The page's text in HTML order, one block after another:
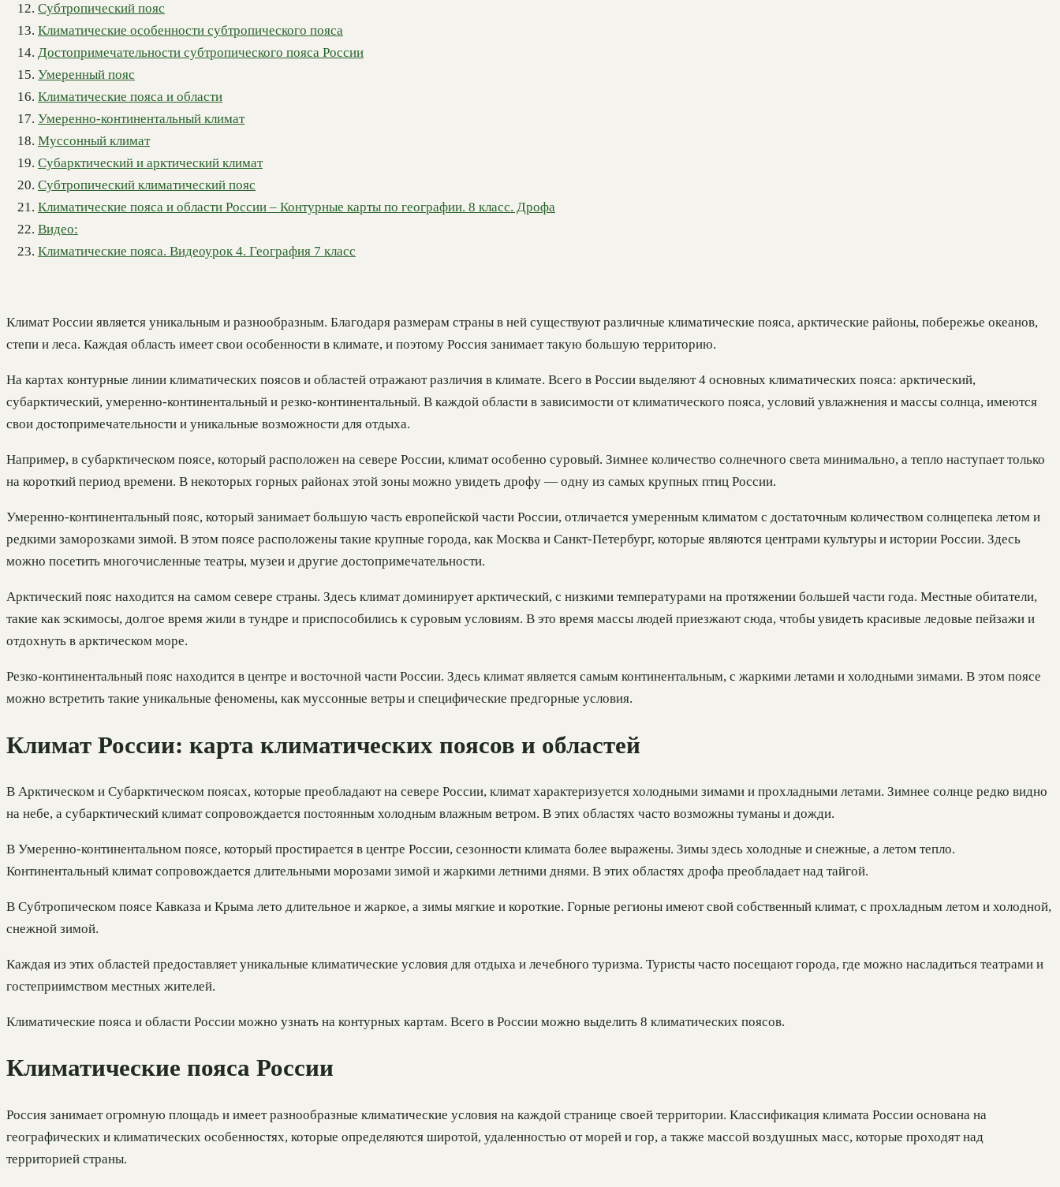
Субтропический пояс
Климатические особенности субтропического пояса
Достопримечательности субтропического пояса России
Умеренный пояс
Климатические пояса и области
Умеренно-континентальный климат
Муссонный климат
Субарктический и арктический климат
Субтропический климатический пояс
Климатические пояса и области России – Контурные карты по географии. 8 класс. Дрофа
Видео:
Климатические пояса. Видеоурок 4. География 7 класс
Климат России является уникальным и разнообразным. Благодаря размерам страны в ней существуют различные климатические пояса, арктические районы, побережье океанов,
степи и леса. Каждая область имеет свои особенности в климате, и поэтому Россия занимает такую большую территорию.
На картах контурные линии климатических поясов и областей отражают различия в климате. Всего в России выделяют 4 основных климатических пояса: арктический,
субарктический, умеренно-континентальный и резко-континентальный. В каждой области в зависимости от климатического пояса, условий увлажнения и массы солнца, имеются
свои достопримечательности и уникальные возможности для отдыха.
Например, в субарктическом поясе, который расположен на севере России, климат особенно суровый. Зимнее количество солнечного света минимально, а тепло наступает только
на короткий период времени. В некоторых горных районах этой зоны можно увидеть дрофу — одну из самых крупных птиц России.
Умеренно-континентальный пояс, который занимает большую часть европейской части России, отличается умеренным климатом с достаточным количеством солнцепека летом и
редкими заморозками зимой. В этом поясе расположены такие крупные города, как Москва и Санкт-Петербург, которые являются центрами культуры и истории России. Здесь
можно посетить многочисленные театры, музеи и другие достопримечательности.
Арктический пояс находится на самом севере страны. Здесь климат доминирует арктический, с низкими температурами на протяжении большей части года. Местные обитатели,
такие как эскимосы, долгое время жили в тундре и приспособились к суровым условиям. В это время массы людей приезжают сюда, чтобы увидеть красивые ледовые пейзажи и
отдохнуть в арктическом море.
Резко-континентальный пояс находится в центре и восточной части России. Здесь климат является самым континентальным, с жаркими летами и холодными зимами. В этом поясе
можно встретить такие уникальные феномены, как муссонные ветры и специфические предгорные условия.
Климат России: карта климатических поясов и областей
В Арктическом и Субарктическом поясах, которые преобладают на севере России, климат характеризуется холодными зимами и прохладными летами. Зимнее солнце редко видно
на небе, а субарктический климат сопровождается постоянным холодным влажным ветром. В этих областях часто возможны туманы и дожди.
В Умеренно-континентальном поясе, который простирается в центре России, сезонности климата более выражены. Зимы здесь холодные и снежные, а летом тепло.
Континентальный климат сопровождается длительными морозами зимой и жаркими летними днями. В этих областях дрофа преобладает над тайгой.
В Субтропическом поясе Кавказа и Крыма лето длительное и жаркое, а зимы мягкие и короткие. Горные регионы имеют свой собственный климат, с прохладным летом и холодной,
снежной зимой.
Каждая из этих областей предоставляет уникальные климатические условия для отдыха и лечебного туризма. Туристы часто посещают города, где можно насладиться театрами и
гостеприимством местных жителей.
Климатические пояса и области России можно узнать на контурных картам. Всего в России можно выделить 8 климатических поясов.
Климатические пояса России
Россия занимает огромную площадь и имеет разнообразные климатические условия на каждой странице своей территории. Классификация климата России основана на
географических и климатических особенностях, которые определяются широтой, удаленностью от морей и гор, а также массой воздушных масс, которые проходят над
территорией страны.